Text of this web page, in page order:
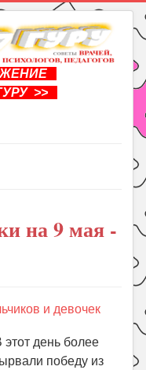
>>
на 9 мая -
и девочек
день более
победу из